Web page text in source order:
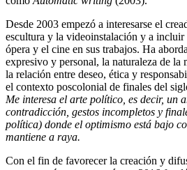
Desde 2003 empezó a interesarse el
escultura y la videoinstalación y a incluir
ópera y el cine en sus trabajos. Ha
expresivo y personal, la naturaleza de la
la relación entre deseo, ética y
el contexto poscolonial de finales del
Me interesa el arte político, es decir, un
contradicción, gestos incompletos y
política) donde el optimismo está bajo
mantiene a raya.
Con el fin de favorecer la creación y